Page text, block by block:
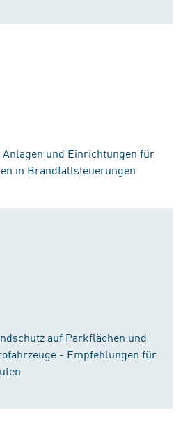
und Einrichtungen für
in Brandfallsteuerungen
auf Parkflächen und
- Empfehlungen für